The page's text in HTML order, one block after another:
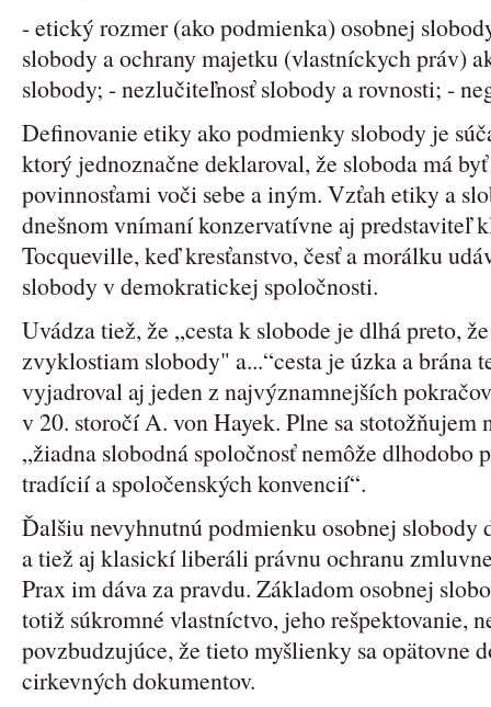
- etický rozmer (ako podmienka) osobnej
slobody a ochrany majetku (vlastníckych práv)
slobody; - nezlučiteľnosť slobody a rovnosti; -
Definovanie etiky ako podmienky slobody je
ktorý jednoznačne deklaroval, že sloboda má
povinnosťami voči sebe a iným. Vzťah etiky a
dnešnom vnímaní konzervatívne aj predstaviteľ
Tocqueville, keď kresťanstvo, česť a morálku
slobody v demokratickej spoločnosti.
Uvádza tiež, že „cesta k slobode je dlhá preto,
zvyklostiam slobody" a...“cesta je úzka a brána
vyjadroval aj jeden z najvýznamnejších
v 20. storočí A. von Hayek. Plne sa
„žiadna slobodná spoločnosť nemôže dlhodobo
tradícií a spoločenských konvencií“.
Ďalšiu nevyhnutnú podmienku osobnej
a tiež aj klasickí liberáli právnu ochranu
Prax im dáva za pravdu. Základom osobnej
totiž súkromné vlastníctvo, jeho rešpektovanie,
povzbudzujúce, že tieto myšlienky sa opätovne
cirkevných dokumentov.